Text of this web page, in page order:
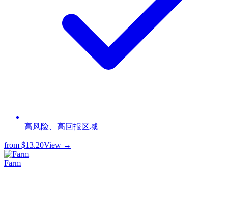
高风险、高回报区域
from $13.20View →
Farm